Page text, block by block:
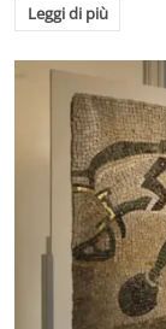
Leggi di più